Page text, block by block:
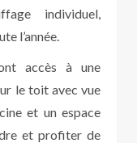
individuel,
l’année.
accès à une
le toit avec vue
et un espace
et profiter de